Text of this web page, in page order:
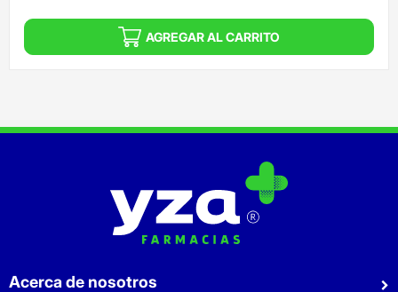
AGREGAR AL CARRITO
Acerca de nosotros